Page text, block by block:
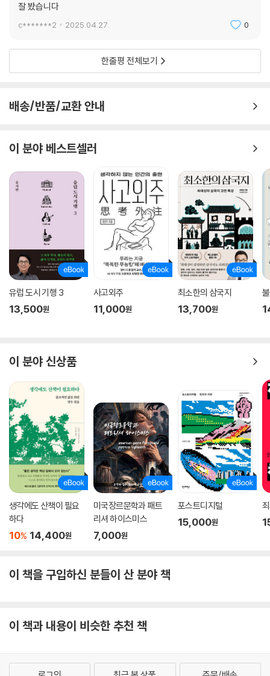
수원화성박물관 소장 『삼사탑명』과 『두륜청사』, 이 두 문헌의 학술적 의미
를 처음으로 밝힌 것도 정민 교수다. 『삼사탑명』은 대둔사의 연담 유일-백
자료를 추사 김정희, 다산 정약용, 정학연, 초의 등의 친필로 묶어 정리해
둔 귀한 자료다. 대부분이 문집에는 누락된 글이어서 자료적 가치가 크다.
통해 저자는 대둔사 승려와 다산의 긴밀한 교유와 접촉 사실을 밝히고 있
『집복헌필첩』은 저자가 스승 박노준 교수 댁에 세배 차 갔다가 무심히 받
편지를 담은 보물과 같은 문헌임을 알아낸다. “관심은 단순한 흥미에서 급
격한 흥분으로 바뀌었”고, 연구를 통해 이 책이 사도세자의 억울한 죽음을
애석해한 영남 남인들의 비분강개한 의식이 깔려 있고, 사도세자를 끝까지
지키지 못했던 신하들이 안타까운 마음으로 사도세자의 원혼을 지켜 받든
증표임을 해설한다.
[연평초령의모도延平?齡依母圖]는 박제가가 서양화법을 적용해 그렸
다고 알려진 그림이다. 그러나 이제껏 이 그림에 관한 심도 있는 분석은 없
었는데, 저자는 이 그림에 관한 다각도의 분석과 연구를 진행하여 결국 이
그림이 위작임을 증명해 낸다. 저자는 이 그림이 ‘중국 강남 지역 → 일본인
밝히고, 더불어 화풍, 필체, 내용 등을 깊이 있게 분석한 결과 위작임을 고
증한다.
19세기 말 중국 양주에서 활동한 조선인 서예가 조옥파를 추적하는 글은
꽤나 흥미로운 과정을 보여 준다. 한중 지식인 간 필담 연구를 진행하던 중
맞닥뜨린 오우여의 『점석재화보』에 수록된 [이필대설(以筆代舌)]이란
한 점의 그림이 발단이었다. 그 그림 상단에 적힌 글에 ‘조옥파’가 등장한
것이다. 이후 저자의 관심은 ‘조옥파’로 쏠렸다. 국내와 중국 포털 사이트를
뒤져서 단편 자료들을 모으기 시작했고, 하버드대 옌칭연구소 방문학자로
머물면서는 도서관에서 『점석재화보』 원본을 모두 꺼내어 그 방대한 자료
를 처음부터 하나하나 살펴 ‘조옥파’가 언급되는 그림 두 장을 더 찾아낸다.
그리고 뜻밖에, 중국 사인(士人) 장함중의 시집 『감회재분체시록(鑑悔
齋分體詩錄)』 6권에 써 준 조옥파의 서문과 만나고, 『윤치호 일기』에 남
은 조옥파에 관한 기록과도 접한다. 이렇듯 다양한 과정과 자료를 통해, 조
며, 다시 남경과 단강을 거쳐 양주에 머물며 인상적인 활동을 펼쳤던 인물
갖추자 맥락으로 드러난 ‘한반도 호랑이 지도설’의 전말은 저자가 결과로
준 장편 한시를 통해서, 저자는 남계우의 나비 그림, 석주명의 나비학, 정
잘 봤습니다
c*******2 2025.04.27. 0
한줄평 전체보기
배송/반품/교환 안내
이 분야 베스트셀러
유럽 도시 기행 3
13,500원
사고외주
11,000원
최소한의 삼국지
13,700원
이 분야 신상품
생각에도 산책이 필요
하다
10% 14,400원
미국장르문학과 패트
리셔 하이스미스
7,000원
포스트디지털
15,000원
이 책을 구입하신 분들이 산 분야 책
이 책과 내용이 비슷한 추천 책